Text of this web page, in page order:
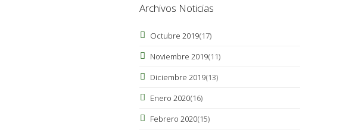
Archivos Noticias
Octubre 2019(17)
Noviembre 2019(11)
Diciembre 2019(13)
Enero 2020(16)
Febrero 2020(15)